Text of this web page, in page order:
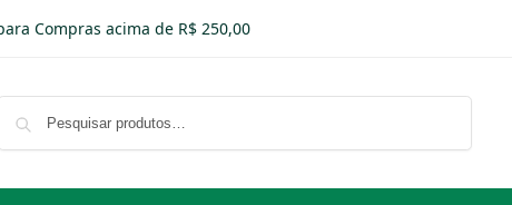
Compras acima de R$ 250,00